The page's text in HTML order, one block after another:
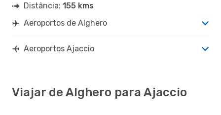
Distância: 155 kms
Aeroportos de Alghero
Aeroportos Ajaccio
Viajar de Alghero para Ajaccio